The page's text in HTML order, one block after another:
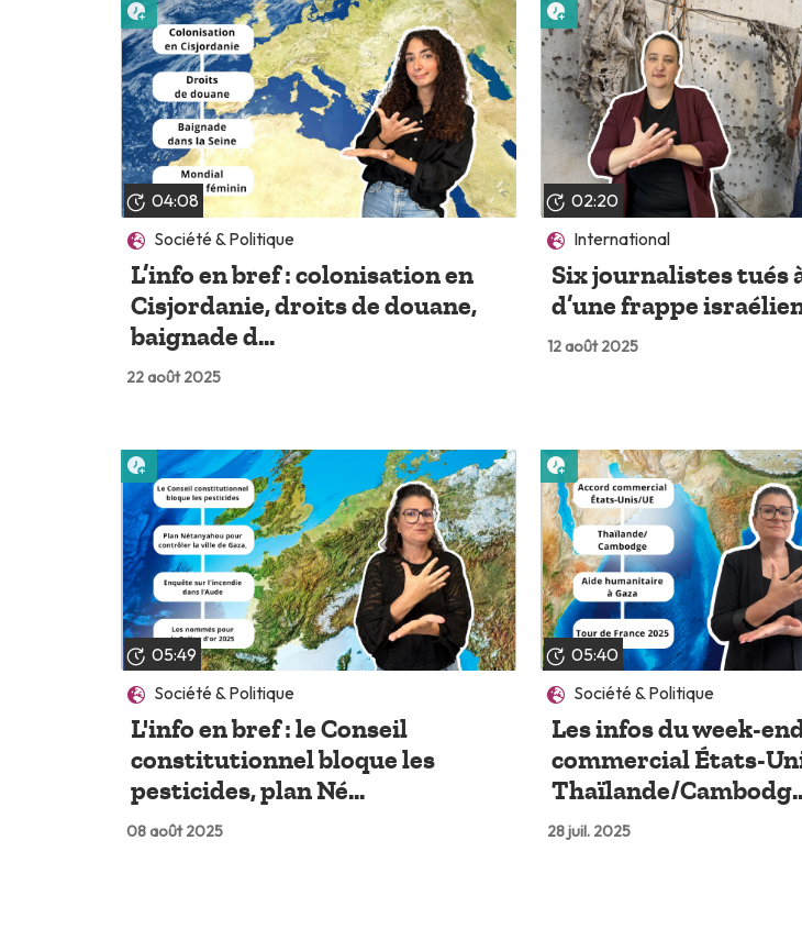
04:08
Société & Politique
L’info en bref : colonisation en
Cisjordanie, droits de douane,
baignade d...
22 août 2025
02:20
International
Six journalistes tués
d’une frappe
12 août 2025
05:49
Société & Politique
L'info en bref : le Conseil
constitutionnel bloque les
pesticides, plan Né...
08 août 2025
Lire plus tard
05:40
Société & Politique
Les infos du week-
commercial États-
Thaïlande/
28 juil. 2025
Lire plus tard